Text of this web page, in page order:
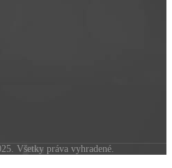
Všetky práva vyhradené.